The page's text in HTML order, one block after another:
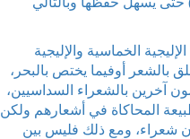
الخماسية والإليجية
بالشعر أوفيما يختص بالبحر،
آخرين بالشعراء السداسيين،
المحاكاة في أشعارهم ولكن
شعراء، ومع ذلك فليس بين